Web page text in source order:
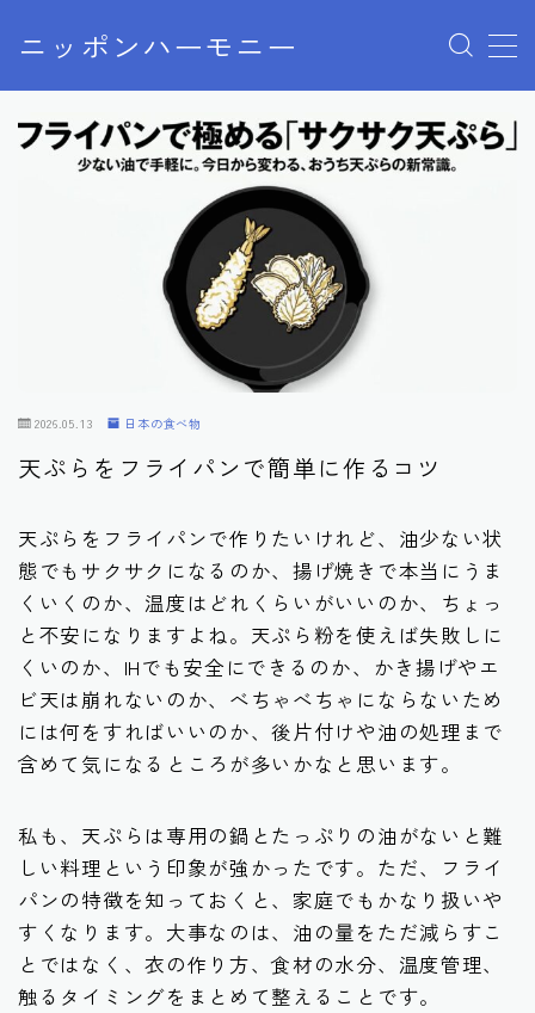
ニッポンハーモニー
MENU
プライバシーポリシー
特定商取引法に基づく表記
2026.05.13 日本の食べ物
天ぷらをフライパンで簡単に作るコツ
天ぷらをフライパンで作りたいけれど、油少ない状
態でもサクサクになるのか、揚げ焼きで本当にうま
くいくのか、温度はどれくらいがいいのか、ちょっ
と不安になりますよね。天ぷら粉を使えば失敗しに
くいのか、IHでも安全にできるのか、かき揚げやエ
ビ天は崩れないのか、べちゃべちゃにならないため
には何をすればいいのか、後片付けや油の処理まで
含めて気になるところが多いかなと思います。
私も、天ぷらは専用の鍋とたっぷりの油がないと難
しい料理という印象が強かったです。ただ、フライ
パンの特徴を知っておくと、家庭でもかなり扱いや
すくなります。大事なのは、油の量をただ減らすこ
とではなく、衣の作り方、食材の水分、温度管理、
触るタイミングをまとめて整えることです。